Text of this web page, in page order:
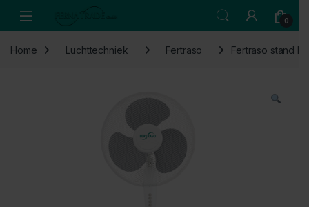
Open 0
Home Luchttechniek Fertraso Fertraso stand